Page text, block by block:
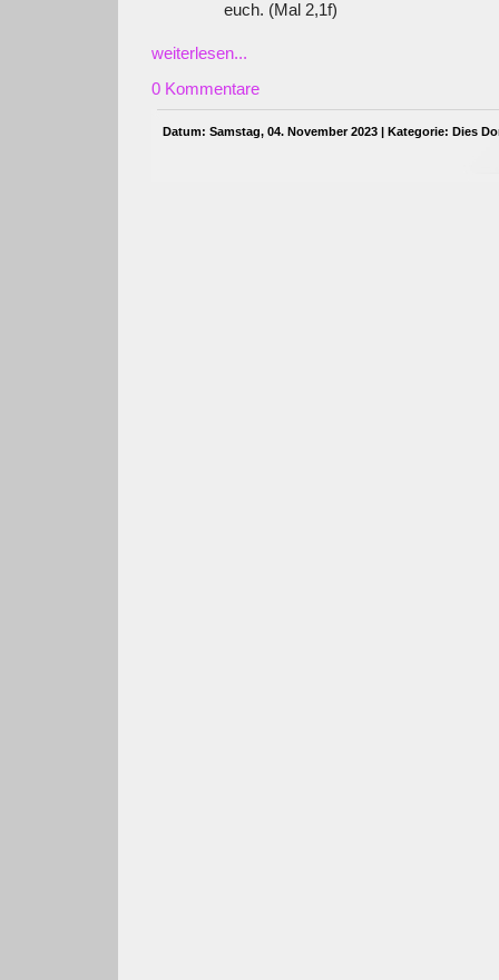
euch. (Mal 2,1f)
weiterlesen...
0 Kommentare
Datum: Samstag, 04. November 2023 | Kategorie: Dies